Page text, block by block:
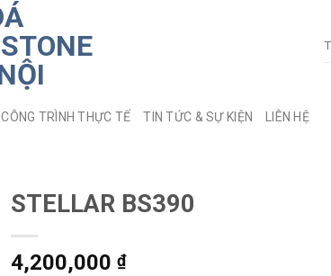
CÔNG TRÌNH THỰC TẾ TIN TỨC & SỰ KIỆN LIÊN HỆ
STELLAR BS390
4,200,000 ₫